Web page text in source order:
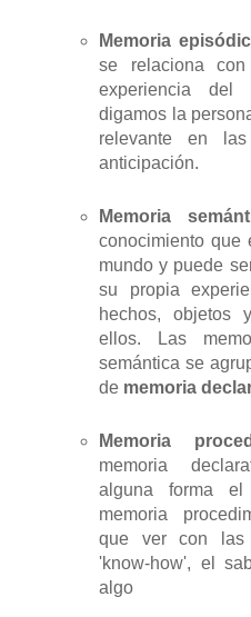
Memoria
se relaciona
experiencia del
digamos la
relevante en
anticipación.
Memoria
conocimiento que
mundo y puede
su propia
hechos, objetos
ellos. Las
semántica se
de memoria
Memoria
memoria
alguna forma el
memoria
que ver con las
'know-how', el
algo